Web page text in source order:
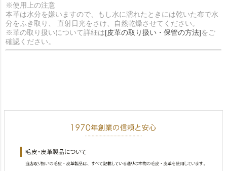
※使用上の注意
本革は水分を嫌いますので、もし水に濡れたときには乾いた布で水
分をふき取り、 直射日光をさけ、自然乾燥させてください。
※革の取り扱いについて詳細は[皮革の取り扱い・保管の方法]をご
確認ください。